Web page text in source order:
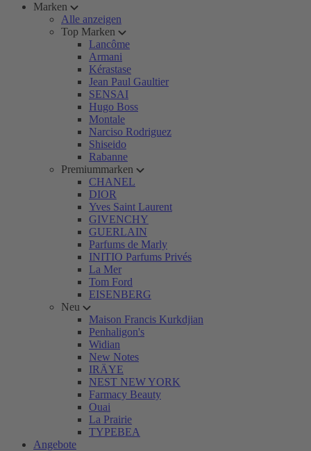
Marken
Alle anzeigen
Top Marken
Lancôme
Armani
Kérastase
Jean Paul Gaultier
SENSAI
Hugo Boss
Montale
Narciso Rodriguez
Shiseido
Rabanne
Premiummarken
CHANEL
DIOR
Yves Saint Laurent
GIVENCHY
GUERLAIN
Parfums de Marly
INITIO Parfums Privés
La Mer
Tom Ford
EISENBERG
Neu
Maison Francis Kurkdjian
Penhaligon's
Widian
New Notes
IRÄYE
NEST NEW YORK
Farmacy Beauty
Ouai
La Prairie
TYPEBEA
Angebote